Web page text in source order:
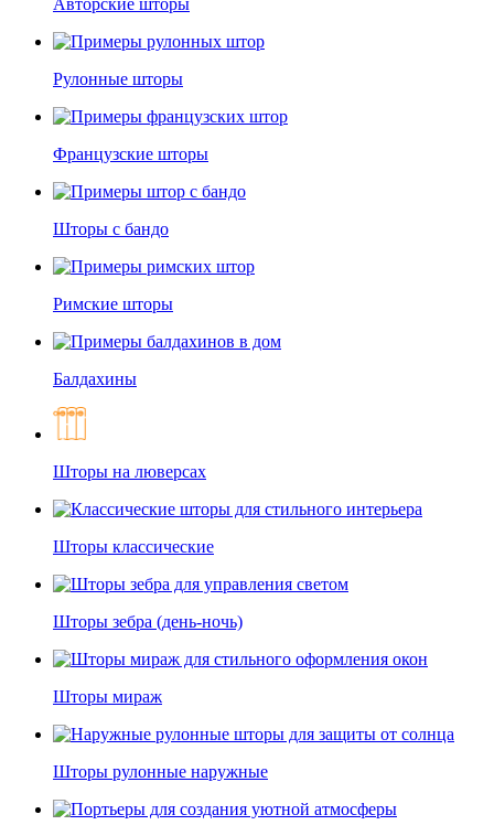
Авторские шторы
Рулонные шторы
Французские шторы
Шторы с бандо
Римские шторы
Балдахины
Шторы на люверсах
Шторы классические
Шторы зебра (день-ночь)
Шторы мираж
Шторы рулонные наружные